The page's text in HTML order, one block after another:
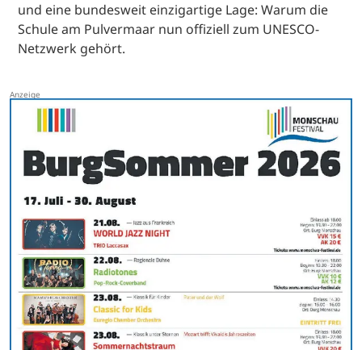
und eine bundesweit einzigartige Lage: Warum die
Schule am Pulvermaar nun offiziell zum UNESCO-
Netzwerk gehört.